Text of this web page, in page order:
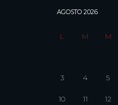
AGOSTO 2026
L M M
3 4 5
10 11 12